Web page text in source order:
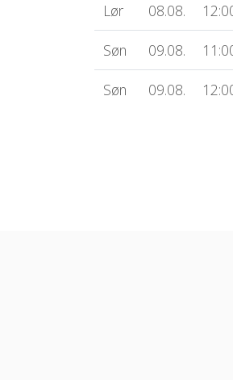
Lør 08.08.
Søn 09.08.
Søn 09.08.